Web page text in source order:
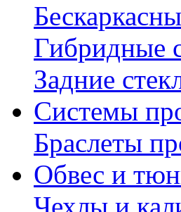
Гибридные
Задние
Системы
Браслеты
Обвес и